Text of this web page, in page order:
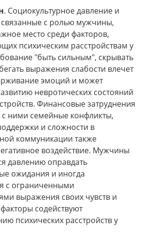
. Социокультурное давление и
связанные с ролью мужчины,
место среди факторов,
психическим расстройствам у
"быть сильным", скрывать
выражения слабости влечет
эмоций и может
невротических состояний
Финансовые затруднения
с ними семейные конфликты,
и сложности в
коммуникации также
воздействие. Мужчины
давлению оправдать
ожидания и иногда
с ограниченными
выражения своих чувств и
содействуют
психических расстройств у